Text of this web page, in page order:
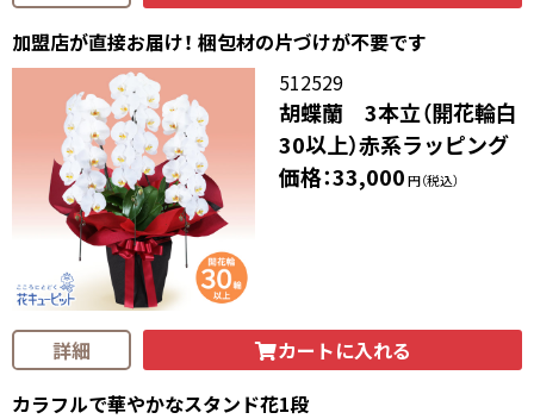
加盟店が直接お届け！ 梱包材の片づけが不要です
512529
胡蝶蘭 3本立（開花輪白
30以上）赤系ラッピング
価格：33,000円（税込）
詳細
カートに入れる
カラフルで華やかなスタンド花1段